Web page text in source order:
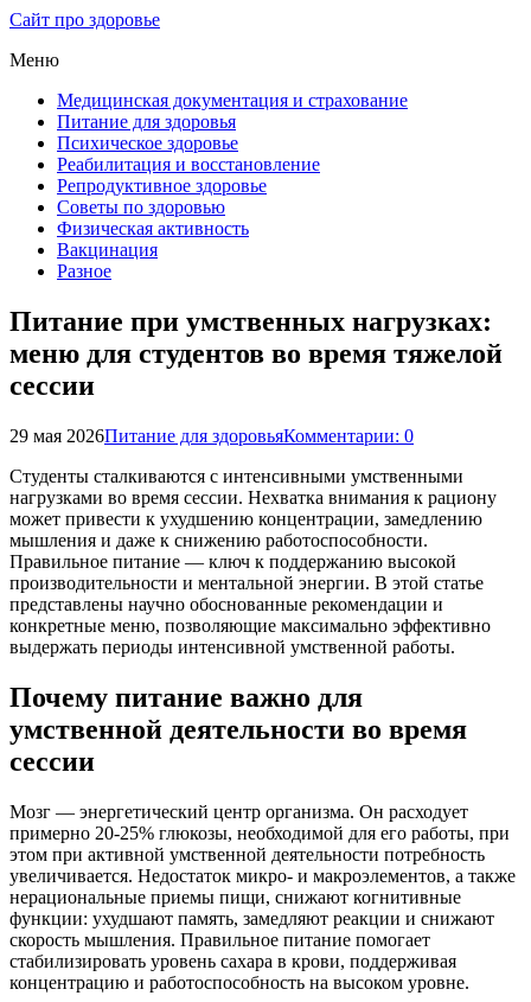
Сайт про здоровье
Меню
Медицинская документация и страхование
Питание для здоровья
Психическое здоровье
Реабилитация и восстановление
Репродуктивное здоровье
Советы по здоровью
Физическая активность
Вакцинация
Разное
Питание при умственных нагрузках:
меню для студентов во время тяжелой
сессии
29 мая 2026Питание для здоровьяКомментарии: 0
Студенты сталкиваются с интенсивными умственными
нагрузками во время сессии. Нехватка внимания к рациону
может привести к ухудшению концентрации, замедлению
мышления и даже к снижению работоспособности.
Правильное питание — ключ к поддержанию высокой
производительности и ментальной энергии. В этой статье
представлены научно обоснованные рекомендации и
конкретные меню, позволяющие максимально эффективно
выдержать периоды интенсивной умственной работы.
Почему питание важно для
умственной деятельности во время
сессии
Мозг — энергетический центр организма. Он расходует
примерно 20-25% глюкозы, необходимой для его работы, при
этом при активной умственной деятельности потребность
увеличивается. Недостаток микро- и макроэлементов, а также
нерациональные приемы пищи, снижают когнитивные
функции: ухудшают память, замедляют реакции и снижают
скорость мышления. Правильное питание помогает
стабилизировать уровень сахара в крови, поддерживая
концентрацию и работоспособность на высоком уровне.